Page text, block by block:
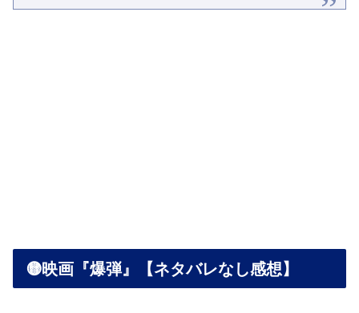
🟡映画『爆弾』【ネタバレなし感想】